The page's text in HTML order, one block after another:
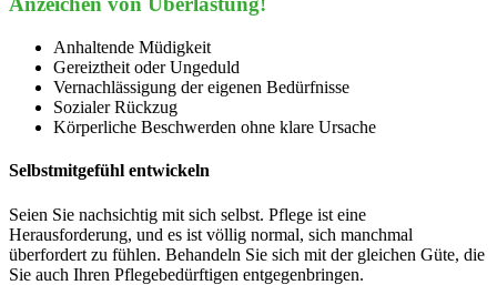
Anhaltende Müdigkeit
Gereiztheit oder Ungeduld
Vernachlässigung der eigenen Bedürfnisse
Sozialer Rückzug
Körperliche Beschwerden ohne klare Ursache
Selbstmitgefühl entwickeln
Seien Sie nachsichtig mit sich selbst. Pflege ist eine
Herausforderung, und es ist völlig normal, sich manchmal
überfordert zu fühlen. Behandeln Sie sich mit der gleichen Güte, die
Sie auch Ihren Pflegebedürftigen entgegenbringen.